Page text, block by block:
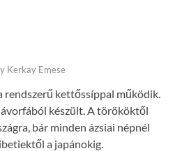
Kerkay Emese
rendszerű kettőssíppal működik.
készült. A törököktől
bár minden ázsiai népnél
a japánokig.